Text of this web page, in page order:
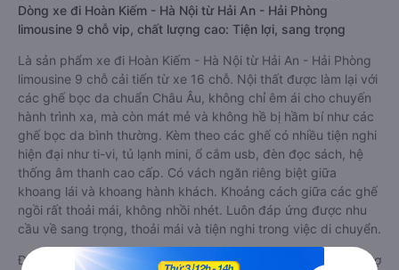
Dòng xe đi Hoàn Kiếm - Hà Nội từ Hải An - Hải Phòng
limousine 9 chỗ vip, chất lượng cao: Tiện lợi, sang trọng
Là sản phẩm xe đi Hoàn Kiếm - Hà Nội từ Hải An - Hải Phòng
limousine 9 chỗ cải tiến từ xe 16 chỗ. Nội thất được làm lại với
các ghế bọc da chuẩn Châu Âu, không chỉ êm ái cho chuyến
hành trình xa, mà còn mát mẻ và không hề bị hầm bí như các
ghế bọc da bình thường. Kèm theo các ghế có nhiều tiện nghi
hiện đại như ti-vi, tủ lạnh mini, ổ cắm usb, đèn đọc sách, hệ
thống âm thanh cao cấp. Có vách ngăn riêng biệt giữa
khoang lái và khoang hành khách. Khoảng cách giữa các ghế
ngồi rất thoải mái, không nhồi nhét. Luôn đáp ứng được nhu
cầu về sang trọng, thoải mái và tiện nghi trong việc di chuyển.
Đây là loại xe Hải An - Hải Phòng Hoàn Kiếm - Hà Nội có hỗ trợ